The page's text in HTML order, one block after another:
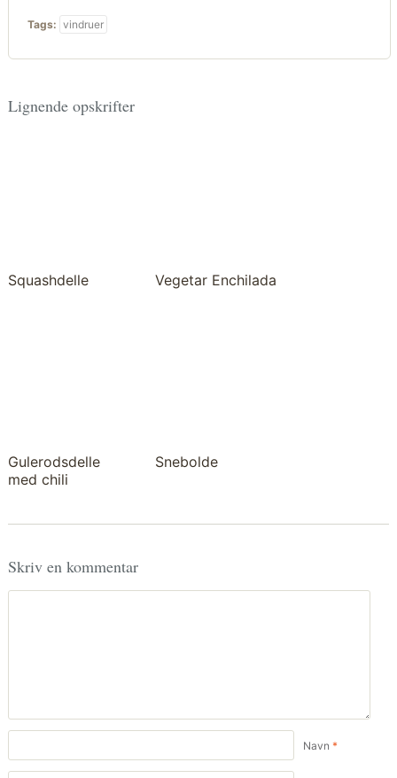
Tags: vindruer
Lignende opskrifter
Squashdelle Vegetar Enchilada
Gulerodsdelle
med chili
Snebolde
Skriv en kommentar
Navn *